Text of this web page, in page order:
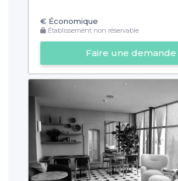
€ Économique
Établissement non réservable
Faire une demande